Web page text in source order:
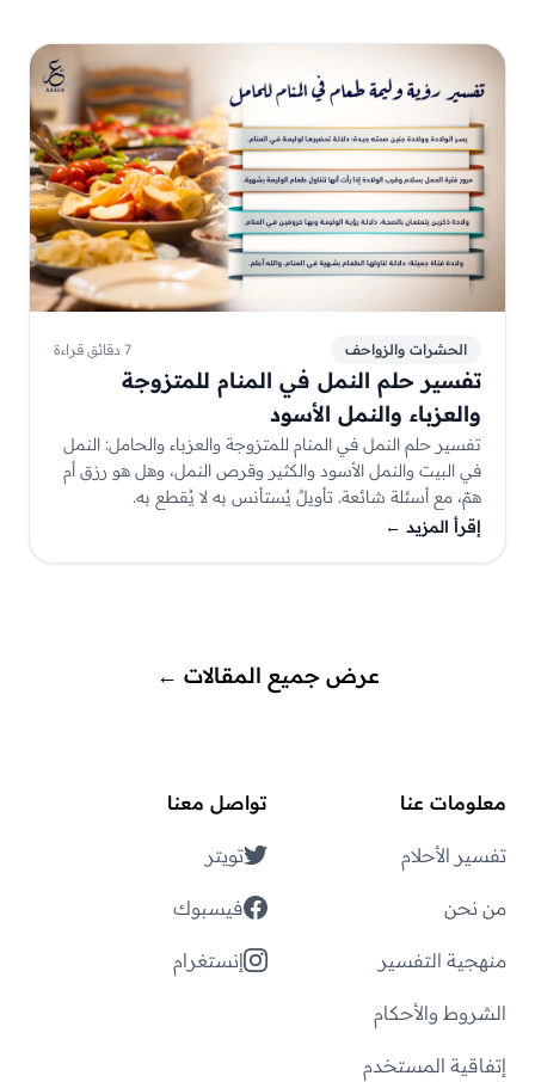
الحشرات والزواحف 7 دقائق قراءة
تفسير حلم النمل في المنام للمتزوجة
والعزباء والنمل الأسود
تفسير حلم النمل في المنام للمتزوجة والعزباء والحامل: النمل
في البيت والنمل الأسود والكثير وقرص النمل، وهل هو رزق أم
همّ، مع أسئلة شائعة. تأويلٌ يُستأنس به لا يُقطع به.
إقرأ المزيد ←
عرض جميع المقالات ←
معلومات عنا
تفسير الأحلام
من نحن
منهجية التفسير
الشروط والأحكام
إتفاقية المستخدم
تواصل معنا
تويتر
فيسبوك
إنستغرام